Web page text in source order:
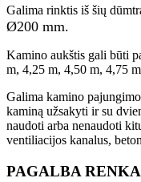
Galima rinktis iš šių
Ø200 mm.
Kamino aukštis gali būti
m, 4,25 m, 4,50 m, 4,75
Galima kamino
kaminą užsakyti ir su
naudoti arba nenaudoti
ventiliacijos kanalus,
PAGALBA